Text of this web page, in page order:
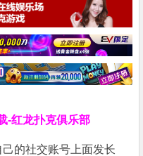
-红龙扑克俱乐部
的社交账号上面发长